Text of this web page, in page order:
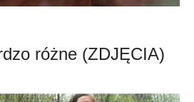
różne (ZDJĘCIA)